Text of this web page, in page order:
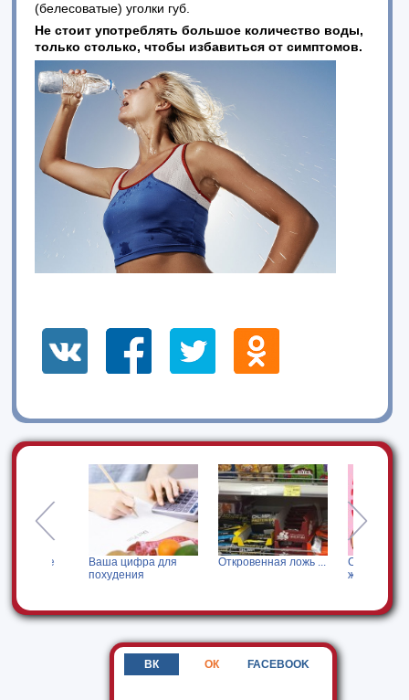
(белесоватые) уголки губ.
Не стоит употреблять большое количество воды,
только столько, чтобы избавиться от симптомов.
Ваша цифра для
похудения
Откровенная ложь ...
Секрет сжигания
жира. ...
ВК ОК FACEBOOK